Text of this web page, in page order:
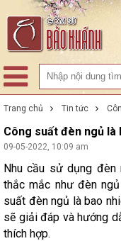
Trang chủ Tin tức
Công suất đèn ngủ là
09-05-2022, 10:09 am
Nhu cầu sử dụng
thắc mắc như đèn
suất đèn ngủ là bao
sẽ giải đáp và hướng
thích hợp.